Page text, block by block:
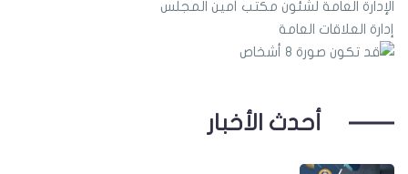
الإدارة العامة لشئون مكتب أمين المجلس
إدارة العلاقات العامة
أحدث الأخبار